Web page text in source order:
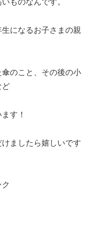
ものなんです。
になるお子さまの親
のこと、その後の小
ど
す！
ましたら嬉しいです